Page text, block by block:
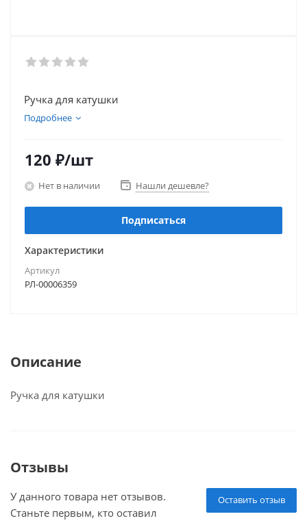
Ручка для катушки
Подробнее
120 ₽/шт
Нет в наличии Нашли дешевле?
Подписаться
Характеристики
Артикул
РЛ-00006359
Описание
Ручка для катушки
Отзывы
Оставить отзыв
У данного товара нет отзывов.
Станьте первым, кто оставил